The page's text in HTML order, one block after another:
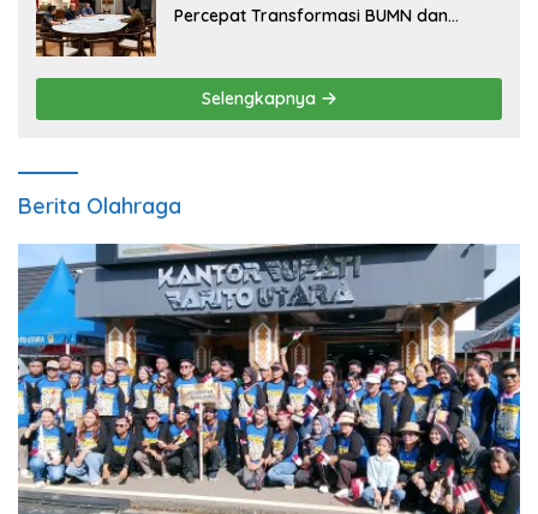
Percepat Transformasi BUMN dan
Selengkapnya
Berita Olahraga